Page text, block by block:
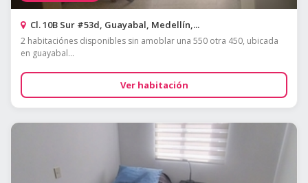
Cl. 10B Sur #53d, Guayabal, Medellín,...
2 habitaciónes disponibles sin amoblar una 550 otra 450, ubicada
en guayabal...
Ver habitación